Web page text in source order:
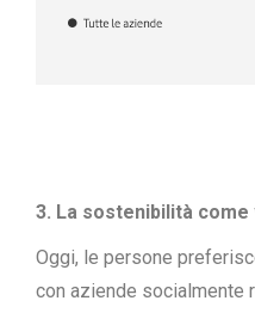
3. La sostenibilità
Oggi, le persone
con aziende socialmente